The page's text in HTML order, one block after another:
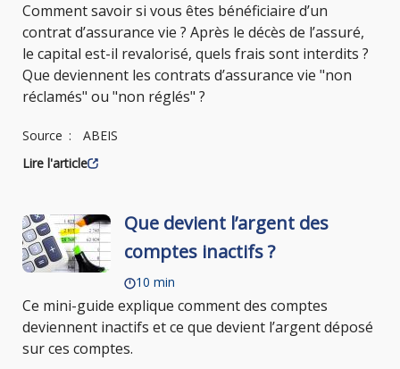
Comment savoir si vous êtes bénéficiaire d’un
contrat d’assurance vie ? Après le décès de l’assuré,
le capital est-il revalorisé, quels frais sont interdits ?
Que deviennent les contrats d’assurance vie "non
réclamés" ou "non réglés" ?
Source
ABEIS
Lire l'article
Que devient l’argent des
comptes inactifs ?
10 min
Ce mini-guide explique comment des comptes
deviennent inactifs et ce que devient l’argent déposé
sur ces comptes.